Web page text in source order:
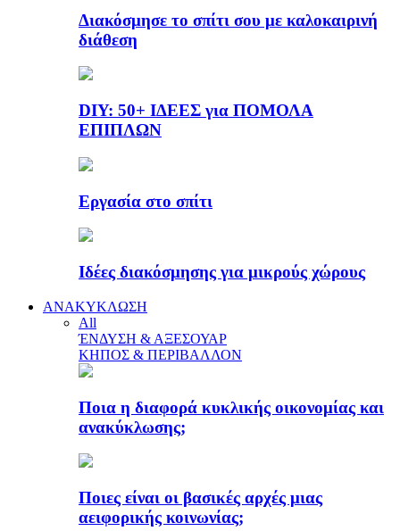
Διακόσμησε το σπίτι σου με καλοκαιρινή
διάθεση
DIY: 50+ ΙΔΕΕΣ για ΠΟΜΟΛΑ
ΕΠΙΠΛΩΝ
Εργασία στο σπίτι
Ιδέες διακόσμησης για μικρούς χώρους
ΑΝΑΚΥΚΛΩΣΗ
All
ΈΝΔΥΣΗ & ΑΞΕΣΟΥΑΡ
ΚΗΠΟΣ & ΠΕΡΙΒΑΛΛΟΝ
Ποια η διαφορά κυκλικής οικονομίας και
ανακύκλωσης;
Ποιες είναι οι βασικές αρχές μιας
αειφορικής κοινωνίας;